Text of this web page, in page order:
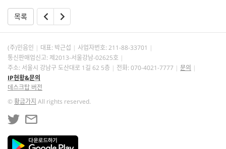
목록
(주)민음인 대표: 박근섭 사업자번호: 211-88-33701
통신판매업신고: 제2013-서울강남-02625호
주소: 서울시 강남구 도산대로 1길 62 5층
전화: 070-4021-7777
문의
IP현황&문의
데스크탑 버전
©황금가지 All rights reserved.